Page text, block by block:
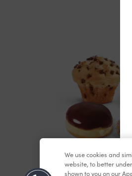
We use cookies and
website, to better
shown to you on our